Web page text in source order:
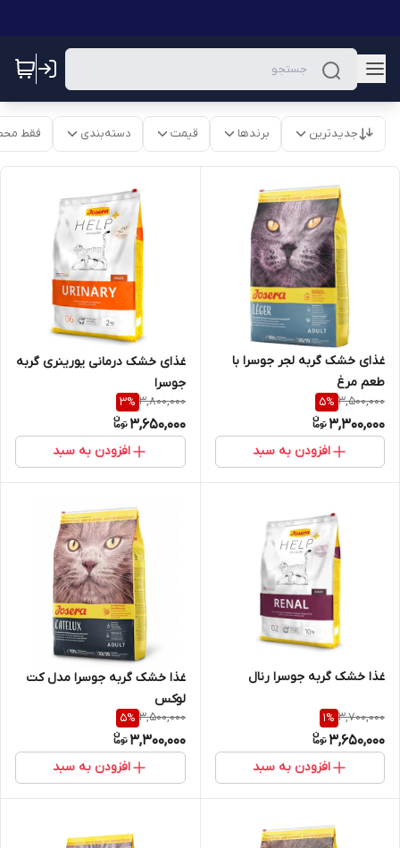
جدیدترین برندها قیمت دسته‌بندی فقط
غذای خشک گربه لجر جوسرا با
طعم مرغ
3,500,000
5%
3,300,000
افزودن به سبد
غذای خشک درمانی یورینری گربه
جوسرا
3,800,000
3%
3,650,000
افزودن به سبد
غذا خشک گربه جوسرا رنال
3,700,000
1%
3,650,000
افزودن به سبد
غذا خشک گربه جوسرا مدل کت
لوکس
3,500,000
5%
3,300,000
افزودن به سبد